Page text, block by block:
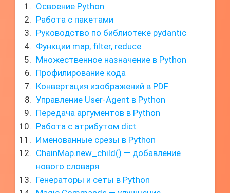
Освоение Python
Работа с пакетами
Руководство по библиотеке pydantic
Функции map, filter, reduce
Множественное назначение в Python
Профилирование кода
Конвертация изображений в PDF
Управление User-Agent в Python
Передача аргументов в Python
Работа с атрибутом dict
Именованные срезы в Python
ChainMap.new_child() — добавление
нового словаря
Генераторы и сеты в Python